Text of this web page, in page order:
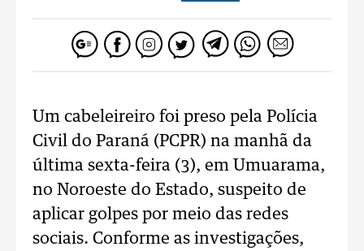
Um cabeleireiro foi preso pela Polícia
Civil do Paraná (PCPR) na manhã da
última sexta-feira (3), em Umuarama,
no Noroeste do Estado, suspeito de
aplicar golpes por meio das redes
sociais. Conforme as investigações,